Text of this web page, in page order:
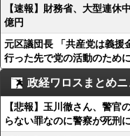
【速報】財務省、大型連休
億円
元区議団長 「共産党は義援
行った先で党の活動のため
政経ワロスまとめニ
【悲報】玉川徹さん、警官
らない罪なのに警察が死刑